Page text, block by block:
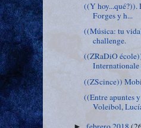
((Y hoy...qué?)).
Forges y h...
((Música: tu
challenge.
((ZRaDiO
Internationale
((ZScince))
((Entre apuntes
Voleibol,
►